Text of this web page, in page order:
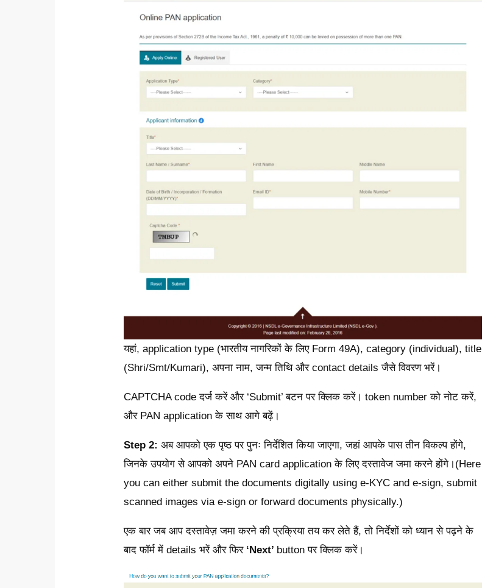
यहां, application type (भारतीय नागरिकों के लिए Form 49A), category (individual), title
(Shri/Smt/Kumari), अपना नाम, जन्म तिथि और contact details जैसे विवरण भरें।
CAPTCHA code दर्ज करें और ‘Submit’ बटन पर क्लिक करें। token number को नोट करें,
और PAN application के साथ आगे बढ़ें।
Step 2: अब आपको एक पृष्ठ पर पुनः निर्देशित किया जाएगा, जहां आपके पास तीन विकल्प होंगे,
जिनके उपयोग से आपको अपने PAN card application के लिए दस्तावेज जमा करने होंगे।(Here
you can either submit the documents digitally using e-KYC and e-sign, submit
scanned images via e-sign or forward documents physically.)
एक बार जब आप दस्तावेज़ जमा करने की प्रक्रिया तय कर लेते हैं, तो निर्देशों को ध्यान से पढ़ने के
बाद फॉर्म में details भरें और फिर ‘Next’ button पर क्लिक करें।